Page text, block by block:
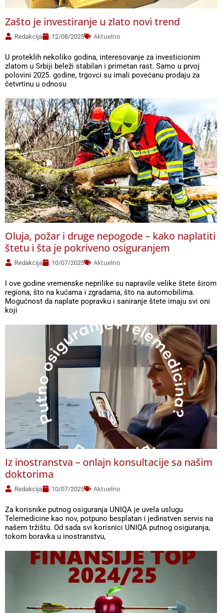
Zašto je investiranje u zlato novi trend
Redakcija 12/08/2025 Aktuelno
U proteklih nekoliko godina, interesovanje za investicionim
zlatom u Srbiji beleži stabilan i primetan rast. Samo u prvoj
polovini 2025. godine, trgovci su imali povećanu prodaju za
četvrtinu u odnosu
Oluja, požar i druge nepogode – kako naplatiti
štetu i šta je pokriveno osiguranjem
Redakcija 10/07/2025 Aktuelno
I ove godine vremenske neprilike su napravile velike štete širom
regiona, što na kućama i zgradama, što na automobilima.
Mogućnost da naplate popravku i saniranje štete imaju svi oni
koji
Iz inostranstva – onlajn konsultacije sa našim
doktorima
Redakcija 10/07/2025 Aktuelno
Za korisnike putnog osiguranja UNIQA je uvela uslugu
Telemedicine kao nov, potpuno besplatan i jedinstven servis na
našem tržištu. Od sada svi korisnici UNIQA putnog osiguranja,
tokom boravka u inostranstvu,